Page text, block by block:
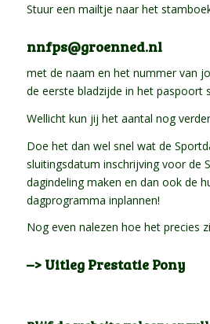
Stuur een mailtje naar het
nnfps@groenned.nl
met de naam en het nummer van
de eerste bladzijde in het paspoort
Wellicht kun jij het aantal nog
Doe het dan wel snel wat de
sluitingsdatum inschrijving voor de
dagindeling maken en dan ook de
dagprogramma inplannen!
Nog even nalezen hoe het precies
–> Uitleg Prestatie Pony